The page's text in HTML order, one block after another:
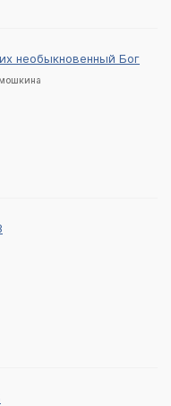
необыкновенный Бог